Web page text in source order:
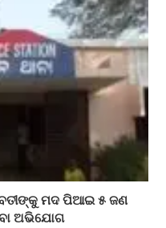
ମଦ ପିଆଇ ୫ ଜଣ
ଅଭିଯୋଗ